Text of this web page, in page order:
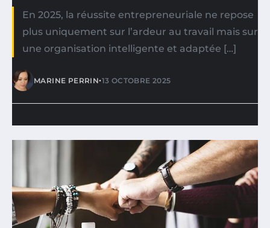
En 2025, la réussite entrepreneuriale ne repose
plus uniquement sur l’ardeur au travail mais sur
une organisation intelligente et adaptée […]
MARINE PERRIN•13 OCTOBRE 2025